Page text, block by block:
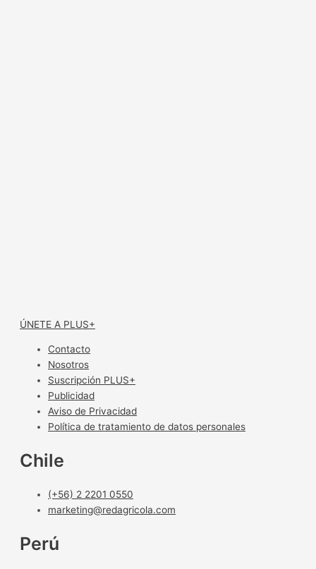
ÚNETE A PLUS+
Contacto
Nosotros
Suscripción PLUS+
Publicidad
Aviso de Privacidad
Política de tratamiento de datos personales
Chile
(+56) 2 2201 0550
marketing@redagricola.com
Perú